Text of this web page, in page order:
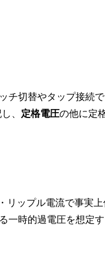
チ切替やタップ接続で
、 定格電圧の他に定
リップル電流で事実上
一時的過電圧を想定す